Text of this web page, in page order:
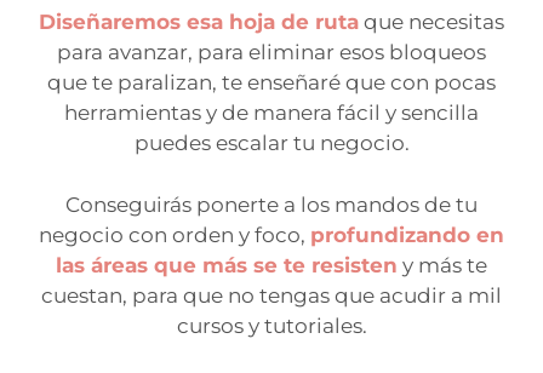
Diseñaremos esa hoja de ruta que necesitas
para avanzar, para eliminar esos bloqueos
que te paralizan, te enseñaré que con pocas
herramientas y de manera fácil y sencilla
puedes escalar tu negocio.
Conseguirás ponerte a los mandos de tu
negocio con orden y foco, profundizando en
las áreas que más se te resisten y más te
cuestan, para que no tengas que acudir a mil
cursos y tutoriales.